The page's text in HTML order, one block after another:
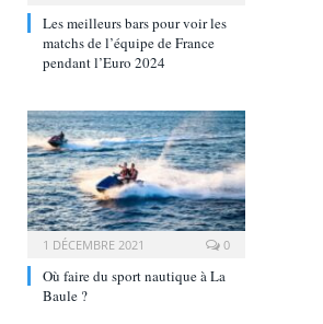
Les meilleurs bars pour voir les
matchs de l’équipe de France
pendant l’Euro 2024
1 DÉCEMBRE 2021 0
Où faire du sport nautique à La
Baule ?